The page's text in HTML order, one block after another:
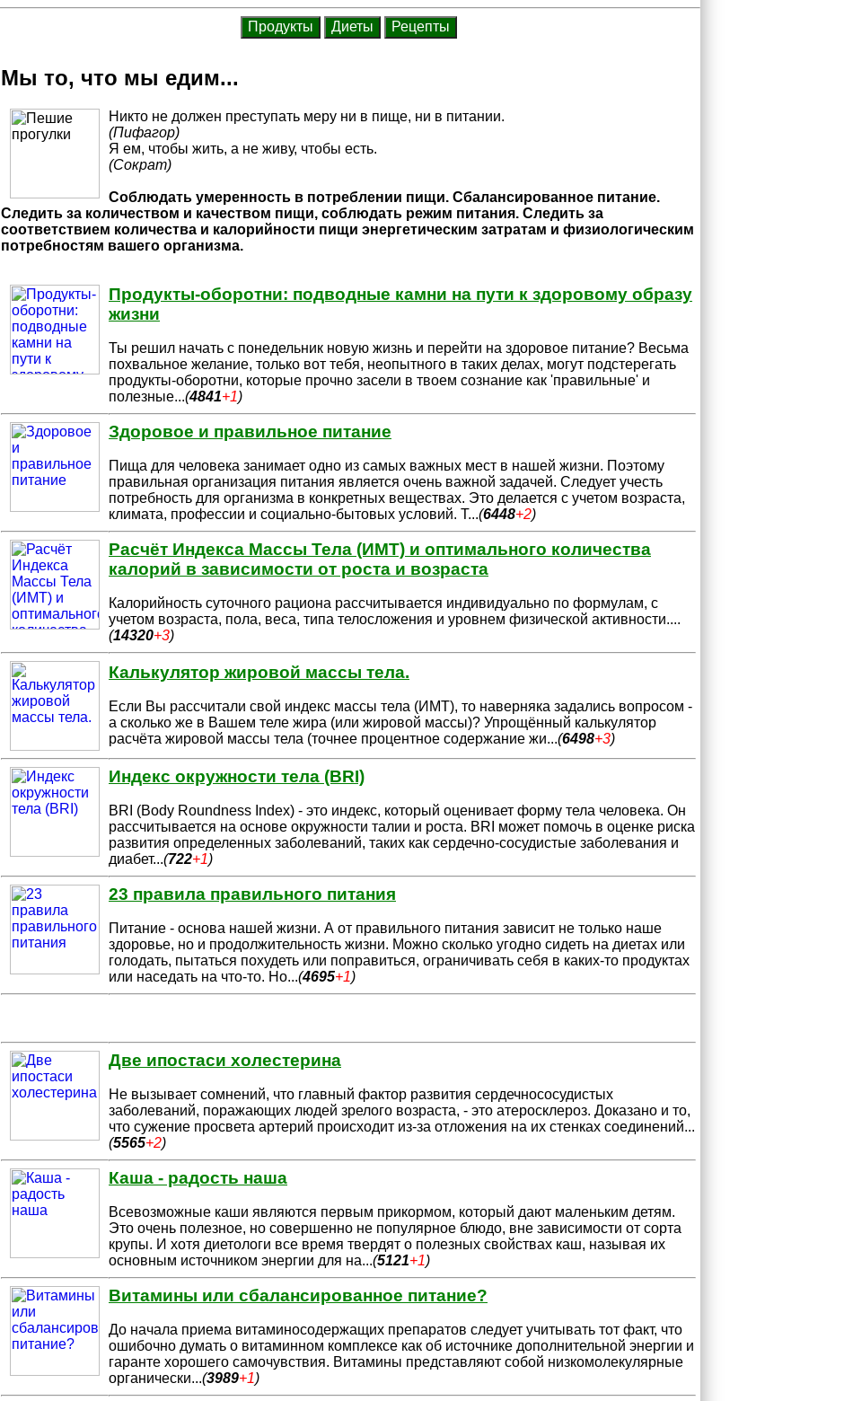
Мы то, что мы едим...
Никто не должен преступать меру ни в пище, ни в питании.
(Пифагор)
Я ем, чтобы жить, а не живу, чтобы есть.
(Сократ)
Соблюдать умеренность в потреблении пищи. Сбалансированное питание.
Следить за количеством и качеством пищи, соблюдать режим питания. Следить за
соответствием количества и калорийности пищи энергетическим затратам и физиологическим
потребностям вашего организма.
Продукты-оборотни: подводные камни на пути к здоровому образу
жизни
Ты решил начать с понедельник новую жизнь и перейти на здоровое питание? Весьма
похвальное желание, только вот тебя, неопытного в таких делах, могут подстерегать
продукты-оборотни, которые прочно засели в твоем сознание как 'правильные' и
полезные...(4841+1)
Здоровое и правильное питание
Пища для человека занимает одно из самых важных мест в нашей жизни. Поэтому
правильная организация питания является очень важной задачей. Следует учесть
потребность для организма в конкретных веществах. Это делается с учетом возраста,
климата, профессии и социально-бытовых условий. Т...(6448+2)
Расчёт Индекса Массы Тела (ИМТ) и оптимального количества
калорий в зависимости от роста и возраста
Калорийность суточного рациона рассчитывается индивидуально по формулам, с
учетом возраста, пола, веса, типа телосложения и уровнем физической активности....
(14320+3)
Калькулятор жировой массы тела.
Если Вы рассчитали свой индекс массы тела (ИМТ), то наверняка задались вопросом -
а сколько же в Вашем теле жира (или жировой массы)? Упрощённый калькулятор
расчёта жировой массы тела (точнее процентное содержание жи...(6498+3)
Индекс окружности тела (BRI)
BRI (Body Roundness Index) - это индекс, который оценивает форму тела человека. Он
рассчитывается на основе окружности талии и роста. BRI может помочь в оценке риска
развития определенных заболеваний, таких как сердечно-сосудистые заболевания и
диабет...(722+1)
23 правила правильного питания
Питание - основа нашей жизни. А от правильного питания зависит не только наше
здоровье, но и продолжительность жизни. Можно сколько угодно сидеть на диетах или
голодать, пытаться похудеть или поправиться, ограничивать себя в каких-то продуктах
или наседать на что-то. Но...(4695+1)
Две ипостаси холестерина
Не вызывает сомнений, что главный фактор развития сердечнососудистых
заболеваний, поражающих людей зрелого возраста, - это атеросклероз. Доказано и то,
что сужение просвета артерий происходит из-за отложения на их стенках соединений...
(5565+2)
Каша - радость наша
Всевозможные каши являются первым прикормом, который дают маленьким детям.
Это очень полезное, но совершенно не популярное блюдо, вне зависимости от сорта
крупы. И хотя диетологи все время твердят о полезных свойствах каш, называя их
основным источником энергии для на...(5121+1)
Витамины или сбалансированное питание?
До начала приема витаминосодержащих препаратов следует учитывать тот факт, что
ошибочно думать о витаминном комплексе как об источнике дополнительной энергии и
гаранте хорошего самочувствия. Витамины представляют собой низкомолекулярные
органически...(3989+1)